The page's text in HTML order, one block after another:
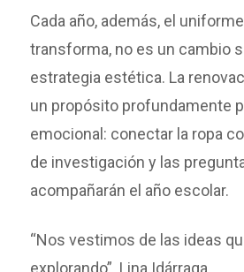
Cada año, además, el
transforma, no es un cambio
estrategia estética. La
un propósito profundamente
emocional: conectar la ropa
de investigación y las
acompañarán el año escolar.
“Nos vestimos de las ideas
explorando”. Lina Idárraga